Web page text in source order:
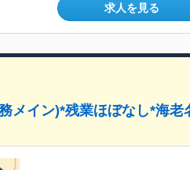
求人を見る
メイン)*残業ほぼなし*海